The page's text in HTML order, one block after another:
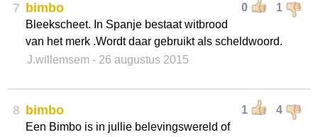
7 0 1
bimbo
Bleekscheet. In Spanje bestaat witbrood
van het merk .Wordt daar gebruikt als scheldwoord.
J.willemsem - 26 augustus 2015
8 1 4
bimbo
Een Bimbo is in jullie belevingswereld of